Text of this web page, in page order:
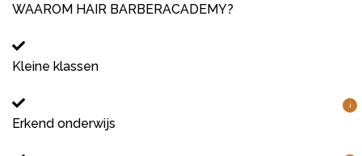
WAAROM HAIR BARBERACADEMY?
Kleine klassen
i
Erkend onderwijs